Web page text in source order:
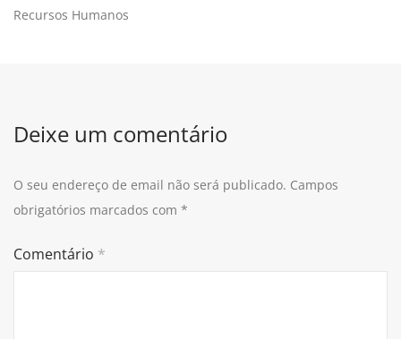
Recursos Humanos
Deixe um comentário
O seu endereço de email não será publicado. Campos
obrigatórios marcados com *
Comentário *